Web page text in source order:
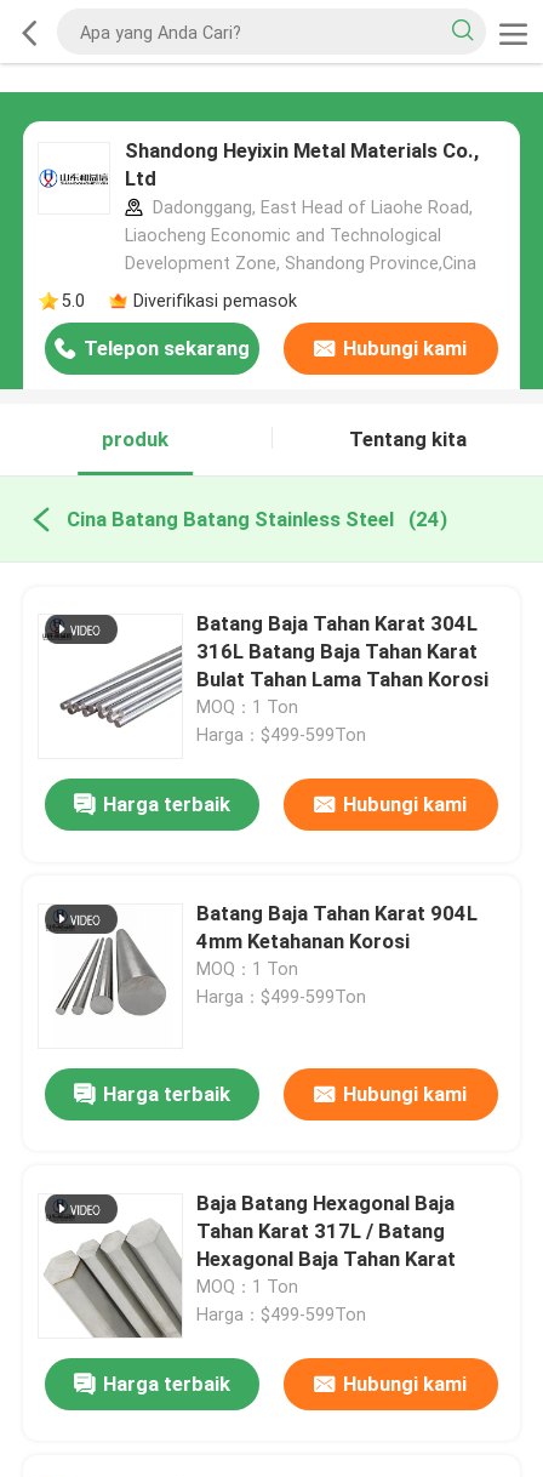
Shandong Heyixin Metal Materials Co.,
Ltd
Dadonggang, East Head of Liaohe Road,
Liaocheng Economic and Technological
Development Zone, Shandong Province,Cina
5.0
Diverifikasi pemasok
Telepon sekarang Hubungi kami
produk Tentang kita
Cina Batang Batang Stainless Steel (24)
Batang Baja Tahan Karat 304L
316L Batang Baja Tahan Karat
Bulat Tahan Lama Tahan Korosi
MOQ：1 Ton
Harga：$499-599Ton
Harga terbaik Hubungi kami
Batang Baja Tahan Karat 904L
4mm Ketahanan Korosi
MOQ：1 Ton
Harga：$499-599Ton
Harga terbaik Hubungi kami
Baja Batang Hexagonal Baja
Tahan Karat 317L / Batang
Hexagonal Baja Tahan Karat
MOQ：1 Ton
Harga：$499-599Ton
Harga terbaik Hubungi kami